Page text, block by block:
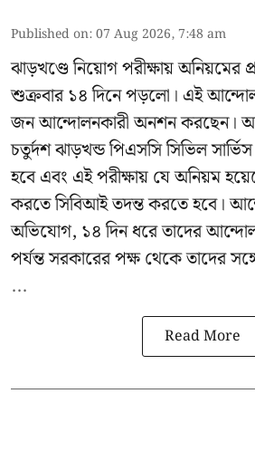
Published on:07 Aug 2026, 7:48 am
ঝাড়খণ্ডে নিয়োগ পরীক্ষায় অনিয়মের
শুক্রবার ১৪ দিনে পড়লো। এই
জন আন্দোলনকারী অনশন করছেন।
চতুর্দশ ঝাড়খন্ড পিএসসি সিভিল
হবে এবং এই পরীক্ষায় যে অনিয়ম
করতে সিবিআই তদন্ত করতে হবে।
অভিযোগ, ১৪ দিন ধরে তাদের
পর্যন্ত সরকারের পক্ষ থেকে তাদের
...
Read More